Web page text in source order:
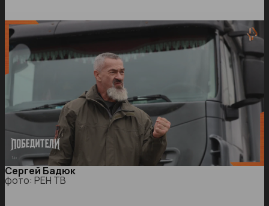
Сергей Бадюк
фото: РЕН ТВ